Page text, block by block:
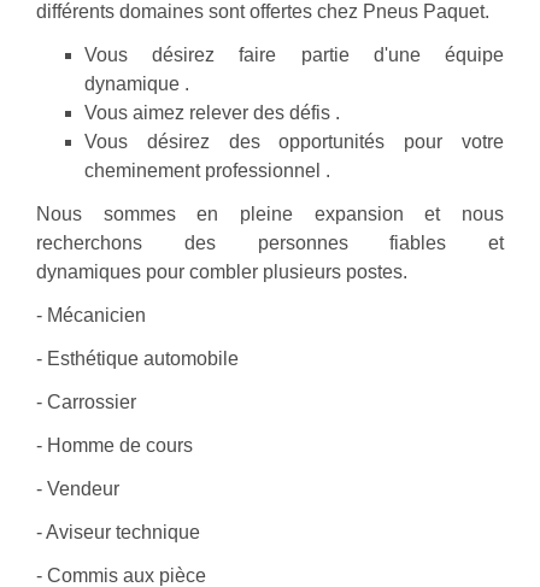
différents domaines sont offertes chez Pneus Paquet.
Vous désirez faire partie d'une équipe
dynamique .
Vous aimez relever des défis .
Vous désirez des opportunités pour votre
cheminement professionnel .
Nous sommes en pleine expansion et nous
recherchons des personnes fiables et
dynamiques pour combler plusieurs postes.
- Mécanicien
- Esthétique automobile
- Carrossier
- Homme de cours
- Vendeur
- Aviseur technique
- Commis aux pièce